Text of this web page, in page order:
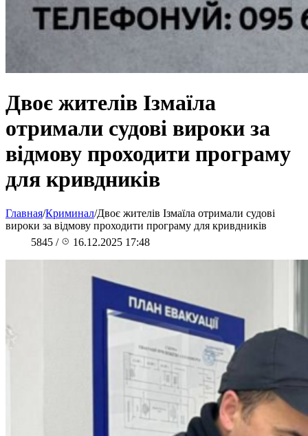
Двоє жителів Ізмаїла
отримали судові вироки за
відмову проходити програму
для кривдників
Главная/Криминал/Двоє жителів Ізмаїла отримали судові
вироки за відмову проходити програму для кривдників
5845 / 16.12.2025 17:48